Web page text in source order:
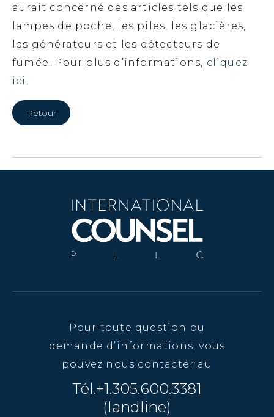
aurait concerné des articles tels que les
lampes de poche, les piles, les glacières,
les générateurs et les détecteurs de
fumée. Pour plus d’informations, cliquez
ici.
Retour
Pour toute question ou
demande d’informations, vous
pouvez nous contacter au
Tél.+1.305.600.3381
(landline)